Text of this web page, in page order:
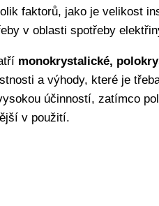
faktorů, jako je velikost
v oblasti spotřeby
monokrystalické,
a výhody, které je
účinností, zatímco
v použití.